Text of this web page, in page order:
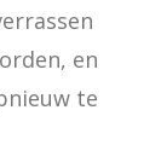
en
te